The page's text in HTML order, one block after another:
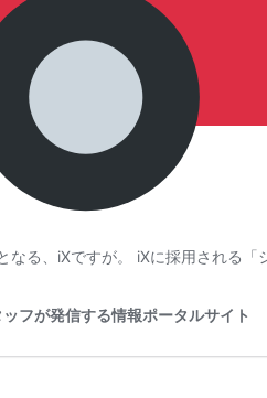
なる、iXですが。 iXに採用される
フが発信する情報ポータルサイト